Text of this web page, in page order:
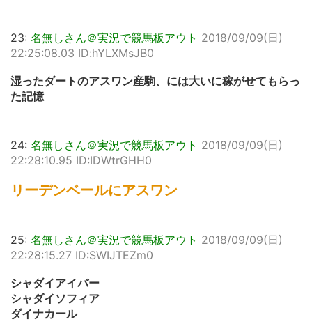
23: 名無しさん＠実況で競馬板アウト 2018/09/09(日)
22:25:08.03 ID:hYLXMsJB0
湿ったダートのアスワン産駒、には大いに稼がせてもらっ
た記憶
24: 名無しさん＠実況で競馬板アウト 2018/09/09(日)
22:28:10.95 ID:IDWtrGHH0
リーデンベールにアスワン
25: 名無しさん＠実況で競馬板アウト 2018/09/09(日)
22:28:15.27 ID:SWIJTEZm0
シャダイアイバー
シャダイソフィア
ダイナカール